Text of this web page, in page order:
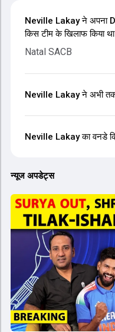
Neville Lakay ने अपना
किस टीम के खिलाफ किया
Natal SACB
Neville Lakay ने अभी
Neville Lakay का वनडे
न्यूज अपडेट्स